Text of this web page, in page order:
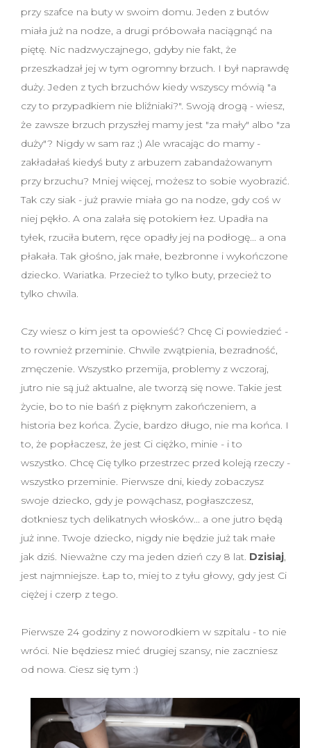
przy szafce na buty w swoim domu. Jeden z butów
miała już na nodze, a drugi próbowała naciągnąć na
piętę. Nic nadzwyczajnego, gdyby nie fakt, że
przeszkadzał jej w tym ogromny brzuch. I był naprawdę
duży. Jeden z tych brzuchów kiedy wszyscy mówią "a
czy to przypadkiem nie bliźniaki?". Swoją drogą - wiesz,
że zawsze brzuch przyszłej mamy jest "za mały" albo "za
duży"? Nigdy w sam raz ;) Ale wracając do mamy -
zakładałaś kiedyś buty z arbuzem zabandażowanym
przy brzuchu? Mniej więcej, możesz to sobie wyobrazić.
Tak czy siak - już prawie miała go na nodze, gdy coś w
niej pękło. A ona zalała się potokiem łez. Upadła na
tyłek, rzuciła butem, ręce opadły jej na podłogę... a ona
płakała. Tak głośno, jak małe, bezbronne i wykończone
dziecko. Wariatka. Przecież to tylko buty, przecież to
tylko chwila.
Czy wiesz o kim jest ta opowieść? Chcę Ci powiedzieć -
to rownież przeminie. Chwile zwątpienia, bezradność,
zmęczenie. Wszystko przemija, problemy z wczoraj,
jutro nie są już aktualne, ale tworzą się nowe. Takie jest
życie, bo to nie baśń z pięknym zakończeniem, a
historia bez końca. Życie, bardzo długo, nie ma końca. I
to, że popłaczesz, że jest Ci ciężko, minie - i to
wszystko. Chcę Cię tylko przestrzec przed koleją rzeczy -
wszystko przeminie. Pierwsze dni, kiedy zobaczysz
swoje dziecko, gdy je powąchasz, pogłaszczesz,
dotkniesz tych delikatnych włosków... a one jutro będą
już inne. Twoje dziecko, nigdy nie będzie już tak małe
jak dziś. Nieważne czy ma jeden dzień czy 8 lat. Dzisiaj,
jest najmniejsze. Łap to, miej to z tyłu głowy, gdy jest Ci
ciężej i czerp z tego.
Pierwsze 24 godziny z noworodkiem w szpitalu - to nie
wróci. Nie będziesz mieć drugiej szansy, nie zaczniesz
od nowa. Ciesz się tym :)